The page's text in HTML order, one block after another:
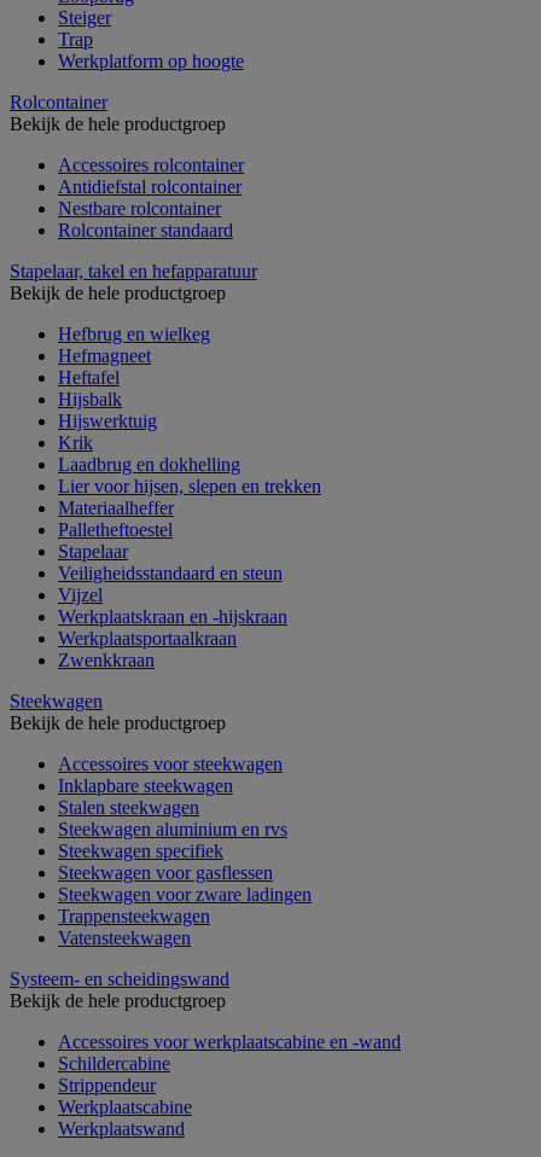
Steiger
Trap
Werkplatform op hoogte
Rolcontainer
Bekijk de hele productgroep
Accessoires rolcontainer
Antidiefstal rolcontainer
Nestbare rolcontainer
Rolcontainer standaard
Stapelaar, takel en hefapparatuur
Bekijk de hele productgroep
Hefbrug en wielkeg
Hefmagneet
Heftafel
Hijsbalk
Hijswerktuig
Krik
Laadbrug en dokhelling
Lier voor hijsen, slepen en trekken
Materiaalheffer
Palletheftoestel
Stapelaar
Veiligheidsstandaard en steun
Vijzel
Werkplaatskraan en -hijskraan
Werkplaatsportaalkraan
Zwenkkraan
Steekwagen
Bekijk de hele productgroep
Accessoires voor steekwagen
Inklapbare steekwagen
Stalen steekwagen
Steekwagen aluminium en rvs
Steekwagen specifiek
Steekwagen voor gasflessen
Steekwagen voor zware ladingen
Trappensteekwagen
Vatensteekwagen
Systeem- en scheidingswand
Bekijk de hele productgroep
Accessoires voor werkplaatscabine en -wand
Schildercabine
Strippendeur
Werkplaatscabine
Werkplaatswand